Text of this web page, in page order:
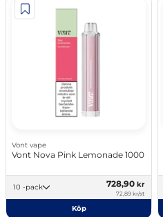
Vont vape
Vont Nova Pink Lemonade 1000
10 -pack 728,90 kr
72,89 kr/st
Köp